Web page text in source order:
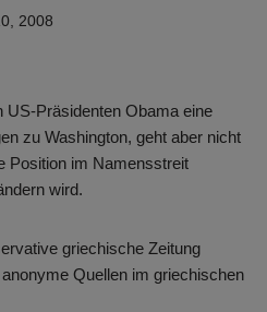
2008
US-Präsidenten Obama eine
zu Washington, geht aber nicht
Position im Namensstreit
wird.
griechische Zeitung
Quellen im griechischen